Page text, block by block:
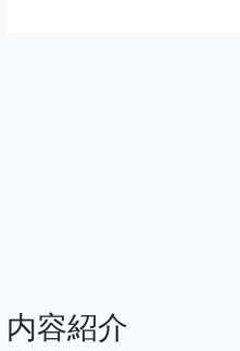
内容紹介